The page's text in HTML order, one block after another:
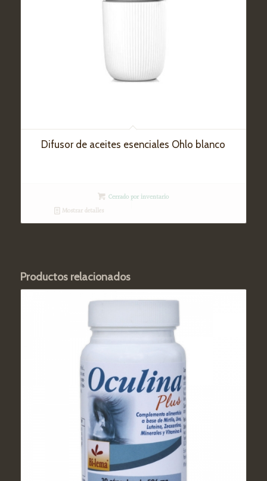
Difusor de aceites esenciales Ohlo blanco
Cerrado por inventario
Mostrar detalles
Productos relacionados